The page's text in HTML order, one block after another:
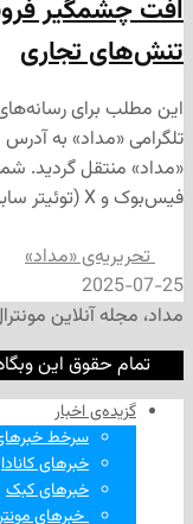
فروش
رسانه‌های اجتماعی
به آدرس منتشر
گردید. شما می‌توانید
«مداد»
مونترال
این وبگاه برای
اخبار
سرخط خبرهای صبحگاهی
خبرهای کانادا
خبرهای کبک
‌ خبرهای مونترال